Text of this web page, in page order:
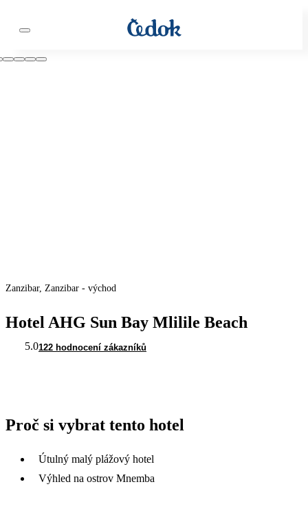
Zanzibar, Zanzibar - východ
Hotel AHG Sun Bay Mlilile Beach
5.0122 hodnocení zákazníků
Proč si vybrat tento hotel
Útulný malý plážový hotel
Výhled na ostrov Mnemba